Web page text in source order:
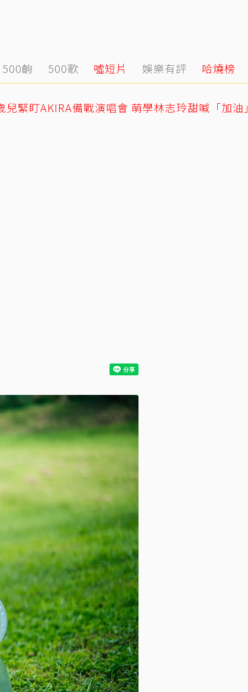
500齣 500歌 噓短片 娛樂有評 哈燒榜
兒緊盯AKIRA備戰演唱會 萌學林志玲甜喊「加油」